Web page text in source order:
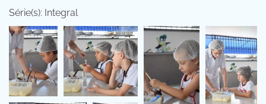
Série(s): Integral